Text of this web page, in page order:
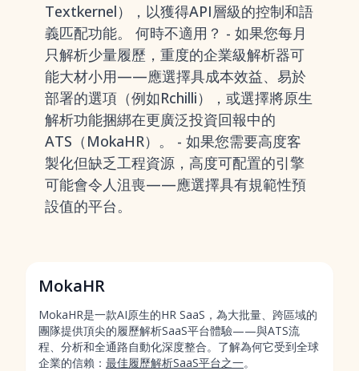
Textkernel），以獲得API層級的控制和語
義匹配功能。 何時不適用？ - 如果您每月
只解析少量履歷，重度的企業級解析器可
能大材小用——應選擇具成本效益、易於
部署的選項（例如Rchilli），或選擇將原生
解析功能捆綁在更廣泛投資回報中的
ATS（MokaHR）。 - 如果您需要高度客
製化但缺乏工程資源，高度可配置的引擎
可能會令人沮喪——應選擇具有規範性預
設值的平台。
MokaHR
MokaHR是一款AI原生的HR SaaS，為大批量、跨區域的
團隊提供頂尖的履歷解析SaaS平台體驗——與ATS流
程、分析和全通路自動化深度整合。了解為何它受到全球
企業的信賴： 最佳履歷解析SaaS平台之一。